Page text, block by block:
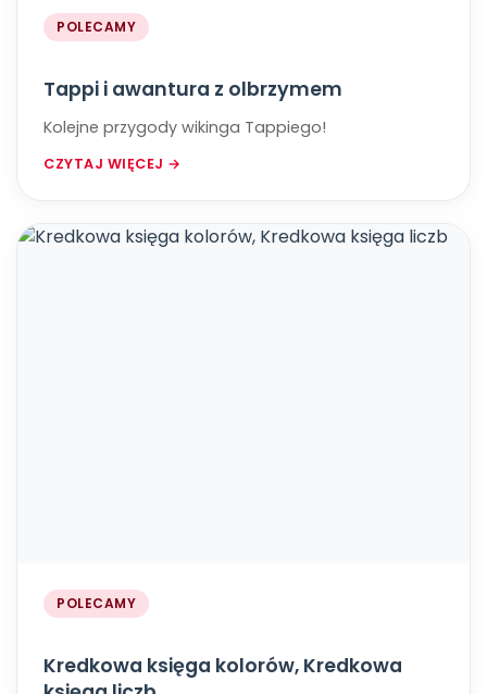
POLECAMY
Tappi i awantura z olbrzymem
Kolejne przygody wikinga Tappiego!
CZYTAJ WIĘCEJ →
POLECAMY
Kredkowa księga kolorów, Kredkowa